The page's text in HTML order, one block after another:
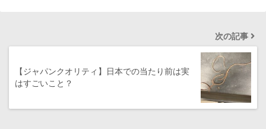
次の記事
【ジャパンクオリティ】日本での当たり前は実
はすごいこと？